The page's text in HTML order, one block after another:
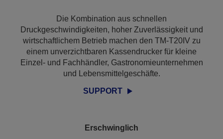
Die Kombination aus schnellen
Druckgeschwindigkeiten, hoher Zuverlässigkeit und
wirtschaftlichem Betrieb machen den TM-T20IV zu
einem unverzichtbaren Kassendrucker für kleine
Einzel- und Fachhändler, Gastronomieunternehmen
und Lebensmittelgeschäfte.
SUPPORT
Erschwinglich